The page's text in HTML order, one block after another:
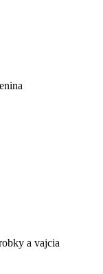
a vajcia